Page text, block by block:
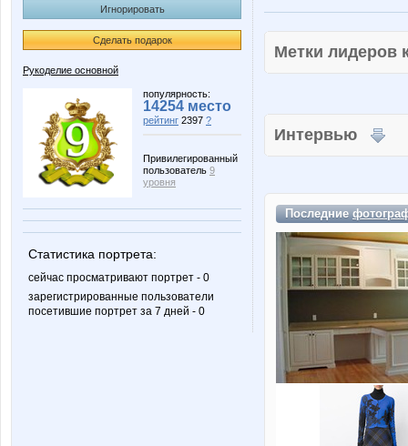
Игнорировать
Сделать подарок
Рукоделие основной
популярность:
14254 место
рейтинг 2397 ?
Привилегированный
пользователь 9
уровня
Статистика портрета:
сейчас просматривают портрет - 0
зарегистрированные пользователи
посетившие портрет за 7 дней - 0
Метки
Интервью
Последние